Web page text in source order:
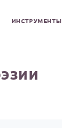
ИНСТРУМЕНТЫ